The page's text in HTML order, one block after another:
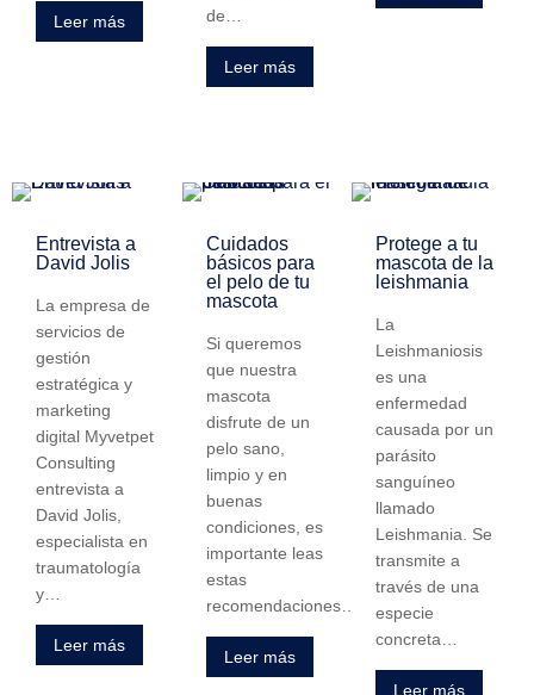
Leer más
de…
Leer más
Entrevista a
David Jolis
La empresa de
servicios de
gestión
estratégica y
marketing
digital Myvetpet
Consulting
entrevista a
David Jolis,
especialista en
traumatología
y…
Leer más
Cuidados
básicos para
el pelo de tu
mascota
Si queremos
que nuestra
mascota
disfrute de un
pelo sano,
limpio y en
buenas
condiciones, es
importante leas
estas
recomendaciones…
Leer más
Protege a tu
mascota de la
leishmania
La
Leishmaniosis
es una
enfermedad
causada por un
parásito
sanguíneo
llamado
Leishmania. Se
transmite a
través de una
especie
concreta…
Leer más